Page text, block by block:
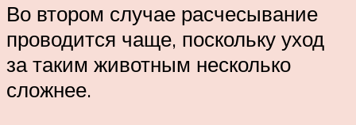
Во втором случае расчесывание
проводится чаще, поскольку уход
за таким животным несколько
сложнее.